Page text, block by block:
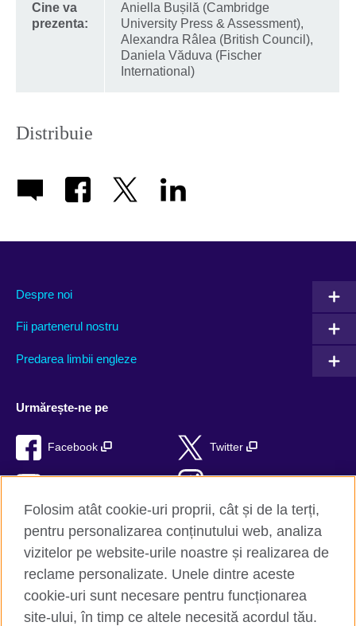
Cine va
prezenta:
Aniella Bușilă (Cambridge
University Press & Assessment),
Alexandra Râlea (British Council),
Daniela Văduva (Fischer
International)
Distribuie
Despre noi
Fii partenerul nostru
Predarea limbii engleze
Urmărește-ne pe
Facebook Twitter
TikTok RSS
British Council Global
Confidențialitate și termeni de utilizare
Folosim atât cookie-uri proprii, cât și de la terți,
pentru personalizarea conținutului web, analiza
vizitelor pe website-urile noastre și realizarea de
reclame personalizate. Unele dintre aceste
cookie-uri sunt necesare pentru funcționarea
site-ului, în timp ce altele necesită acordul tău.